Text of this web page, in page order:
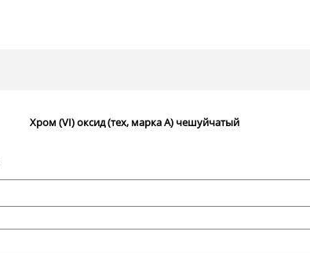
Хром (VI) оксид (тех, марка А) чешуйчатый